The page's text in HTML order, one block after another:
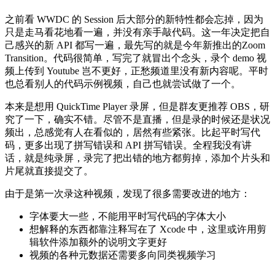
之前看 WWDC 的 Session 后大部分的新特性都会忘掉，因为
只是走马看花地看一遍，并没有亲手敲代码。这一年决定把自
己感兴的新 API 都写一遍，最先写的就是今年新推出的Zoom
Transition。代码很简单，写完了就冒出个念头，录个 demo 视
频上传到 Youtube 岂不更好，正愁频道里没有新内容呢。平时
也总看别人的代码示例视频，自己也就尝试做了一个。
本来是想用 QuickTime Player 录屏，但是群友更推荐 OBS，研
究了一下，确实不错。尽管不是直播，但是录的时候还是状况
频出，总感觉有人在看似的，居然有些紧张。比起平时写代
码，更多出现了拼写错误和 API 拼写错误。全程我没有讲
话，就是纯录屏，录完了把出错的地方都剪掉，添加个片头和
片尾就直接提交了。
由于是第一次录这种视频，发现了很多需要改进的地方：
字体要大一些，不能用平时写代码的字体大小
想解释的东西都靠注释写在了 Xcode 中，这里或许用剪
辑软件添加额外的说明文字更好
视频的各种元数据还需要多向同类视频学习